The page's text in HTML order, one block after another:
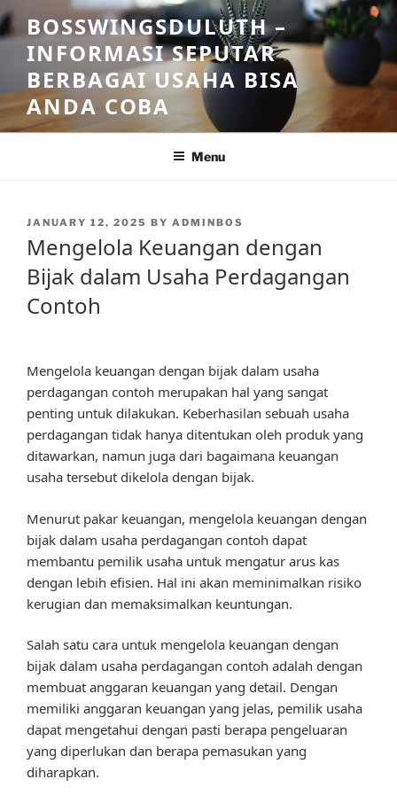
Skip
to
content
BOSSWINGSDULUTH –
INFORMASI SEPUTAR
BERBAGAI USAHA BISA
ANDA COBA
Menu
POSTED
JANUARY 12, 2025 BY ADMINBOS
Mengelola Keuangan dengan
Bijak dalam Usaha Perdagangan
Contoh
Mengelola keuangan dengan bijak dalam usaha
perdagangan contoh merupakan hal yang sangat
penting untuk dilakukan. Keberhasilan sebuah usaha
perdagangan tidak hanya ditentukan oleh produk yang
ditawarkan, namun juga dari bagaimana keuangan
usaha tersebut dikelola dengan bijak.
Menurut pakar keuangan, mengelola keuangan dengan
bijak dalam usaha perdagangan contoh dapat
membantu pemilik usaha untuk mengatur arus kas
dengan lebih efisien. Hal ini akan meminimalkan risiko
kerugian dan memaksimalkan keuntungan.
Salah satu cara untuk mengelola keuangan dengan
bijak dalam usaha perdagangan contoh adalah dengan
membuat anggaran keuangan yang detail. Dengan
memiliki anggaran keuangan yang jelas, pemilik usaha
dapat mengetahui dengan pasti berapa pengeluaran
yang diperlukan dan berapa pemasukan yang
diharapkan.